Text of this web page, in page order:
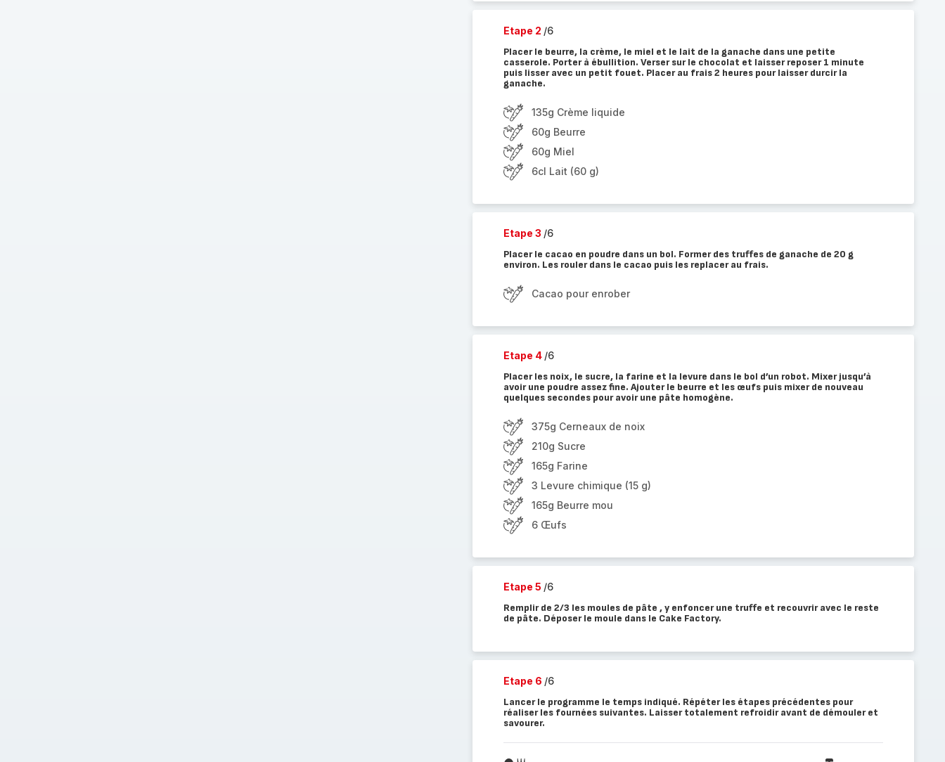
Etape 2 /6
Placer le beurre, la crème, le miel et le lait de la ganache dans une petite
casserole. Porter à ébullition. Verser sur le chocolat et laisser reposer 1 minute
puis lisser avec un petit fouet. Placer au frais 2 heures pour laisser durcir la
ganache.
135g Crème liquide
60g Beurre
60g Miel
6cl Lait (60 g)
Etape 3 /6
Placer le cacao en poudre dans un bol. Former des truffes de ganache de 20 g
environ. Les rouler dans le cacao puis les replacer au frais.
Cacao pour enrober
Etape 4 /6
Placer les noix, le sucre, la farine et la levure dans le bol d’un robot. Mixer jusqu’à
avoir une poudre assez fine. Ajouter le beurre et les œufs puis mixer de nouveau
quelques secondes pour avoir une pâte homogène.
375g Cerneaux de noix
210g Sucre
165g Farine
3 Levure chimique (15 g)
165g Beurre mou
6 Œufs
Etape 5 /6
Remplir de 2/3 les moules de pâte , y enfoncer une truffe et recouvrir avec le reste
de pâte. Déposer le moule dans le Cake Factory.
Etape 6 /6
Lancer le programme le temps indiqué. Répéter les étapes précédentes pour
réaliser les fournées suivantes. Laisser totalement refroidir avant de démouler et
savourer.